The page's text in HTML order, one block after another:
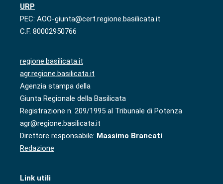
URP
PEC: AOO-giunta@cert.regione.basilicata.it
C.F. 80002950766
regione.basilicata.it
agr.regione.basilicata.it
Agenzia stampa della
Giunta Regionale della Basilicata
Registrazione n. 209/1995 al Tribunale di Potenza
agr@regione.basilicata.it
Direttore responsabile: Massimo Brancati
Redazione
Link utili